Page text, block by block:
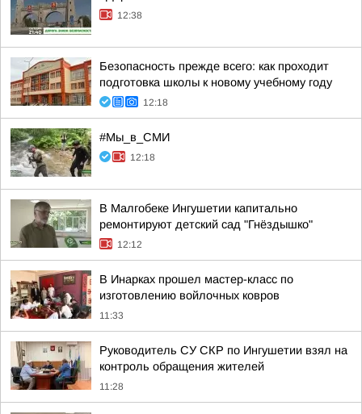
12:38
Безопасность прежде всего: как проходит
подготовка школы к новому учебному году
12:18
#Мы_в_СМИ
12:18
В Малгобеке Ингушетии капитально
ремонтируют детский сад "Гнёздышко"
12:12
В Инарках прошел мастер-класс по
изготовлению войлочных ковров
11:33
Руководитель СУ СКР по Ингушетии взял на
контроль обращения жителей
11:28